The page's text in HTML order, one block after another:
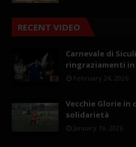
RECENT VIDEO
Carnevale di
ringraziamenti
February 24, 2026
Vecchie Glorie in
solidarietà
January 19, 2026